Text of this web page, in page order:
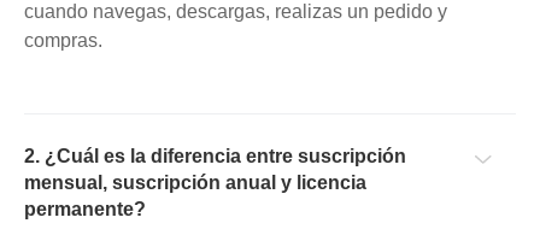
cuando navegas, descargas, realizas un pedido y
compras.
2. ¿Cuál es la diferencia entre suscripción
mensual, suscripción anual y licencia
permanente?